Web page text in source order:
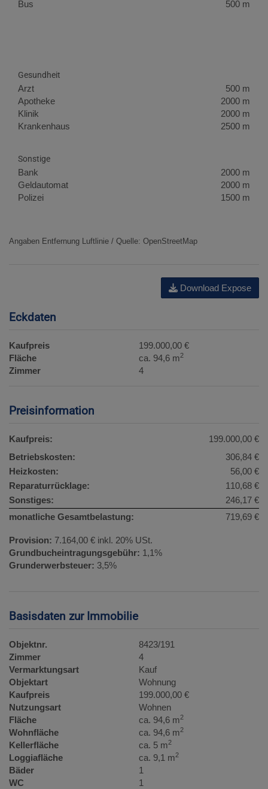
Bus 500 m
Gesundheit
Arzt
500 m
Apotheke
2000 m
Klinik
2000 m
Krankenhaus
2500 m
Sonstige
Bank
2000 m
Geldautomat
2000 m
Polizei
1500 m
Angaben Entfernung Luftlinie / Quelle: OpenStreetMap
Download Expose
Eckdaten
Kaufpreis
199.000,00 €
Fläche
ca. 94,6 m2
Zimmer 4
Preisinformation
Kaufpreis:
199.000,00 €
Betriebskosten:
306,84 €
Heizkosten:
56,00 €
Reparaturrücklage:
110,68 €
Sonstiges:
246,17 €
monatliche Gesamtbelastung:
719,69 €
Provision: 7.164,00 € inkl. 20% USt.
Grundbucheintragungsgebühr: 1,1%
Grunderwerbsteuer: 3,5%
Basisdaten zur Immobilie
Objektnr.
8423/191
Zimmer
4
Vermarktungsart
Kauf
Objektart
Wohnung
Kaufpreis
199.000,00 €
Nutzungsart
Wohnen
Fläche
ca. 94,6 m2
Wohnfläche ca. 94,6 m2
Kellerfläche ca. 5 m2
Loggiafläche ca. 9,1 m2
Bäder
1
WC
1